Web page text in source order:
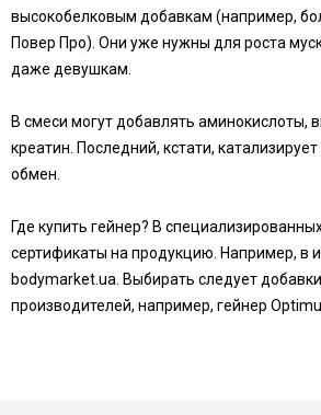
высокобелковым добавкам (например,
Повер Про). Они уже нужны для роста
даже девушкам.
В смеси могут добавлять аминокислоты,
креатин. Последний, кстати,
обмен.
Где купить гейнер? В
сертификаты на продукцию. Например, в
bodymarket.ua. Выбирать следует
производителей, например, гейнер